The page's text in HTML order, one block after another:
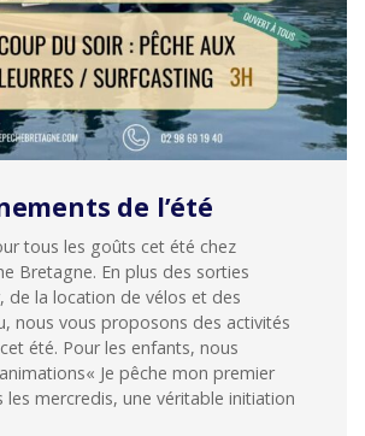
de l’été
tous les goûts cet été chez
Bretagne. En plus des sorties
de la location de vélos et des
nous vous proposons des activités
été. Pour les enfants, nous
Je pêche mon premier
les mercredis, une véritable initiation